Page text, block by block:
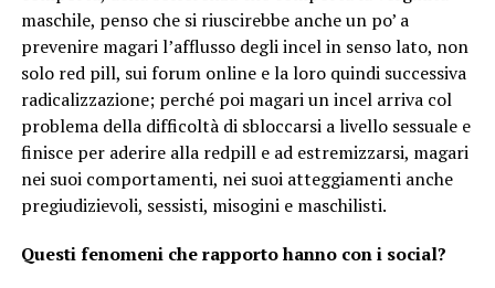
maschile, penso che si riuscirebbe anche un po’ a
prevenire magari l’afflusso degli incel in senso lato, non
solo red pill, sui forum online e la loro quindi successiva
radicalizzazione; perché poi magari un incel arriva col
problema della difficoltà di sbloccarsi a livello sessuale e
finisce per aderire alla redpill e ad estremizzarsi, magari
nei suoi comportamenti, nei suoi atteggiamenti anche
pregiudizievoli, sessisti, misogini e maschilisti.
Questi fenomeni che rapporto hanno con i social?